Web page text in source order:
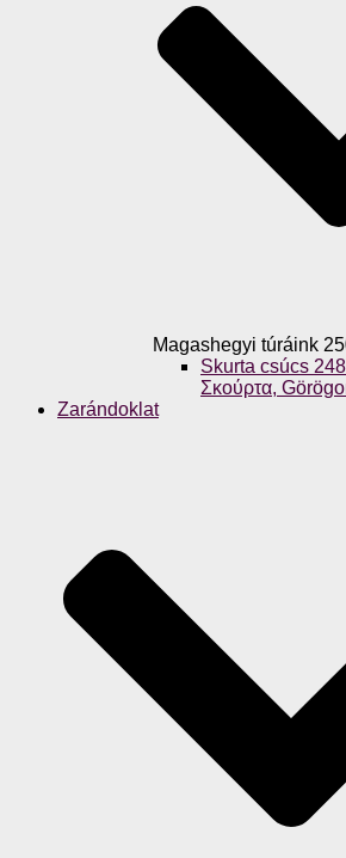
Magashegyi túráink
Skurta csúcs
Σκούρτα,
Zarándoklat